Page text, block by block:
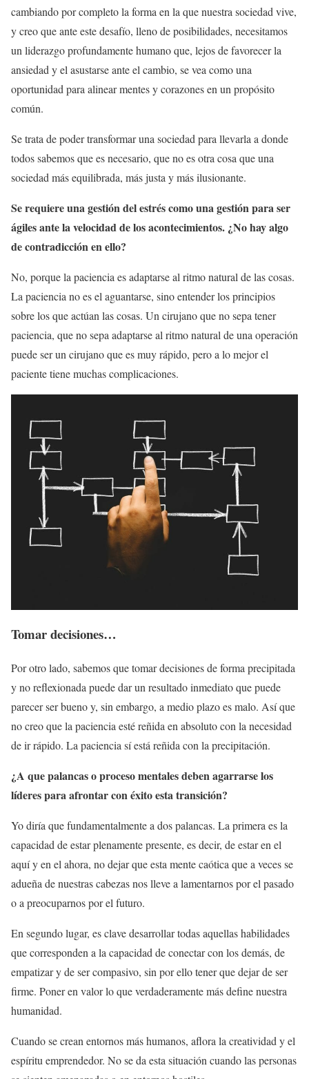
cambiando por completo la forma en la que nuestra sociedad vive,
y creo que ante este desafío, lleno de posibilidades, necesitamos
un liderazgo profundamente humano que, lejos de favorecer la
ansiedad y el asustarse ante el cambio, se vea como una
oportunidad para alinear mentes y corazones en un propósito
común.
Se trata de poder transformar una sociedad para llevarla a donde
todos sabemos que es necesario, que no es otra cosa que una
sociedad más equilibrada, más justa y más ilusionante.
Se requiere una gestión del estrés como una gestión para ser
ágiles ante la velocidad de los acontecimientos. ¿No hay algo
de contradicción en ello?
No, porque la paciencia es adaptarse al ritmo natural de las cosas.
La paciencia no es el aguantarse, sino entender los principios
sobre los que actúan las cosas. Un cirujano que no sepa tener
paciencia, que no sepa adaptarse al ritmo natural de una operación
puede ser un cirujano que es muy rápido, pero a lo mejor el
paciente tiene muchas complicaciones.
Tomar decisiones…
Por otro lado, sabemos que tomar decisiones de forma precipitada
y no reflexionada puede dar un resultado inmediato que puede
parecer ser bueno y, sin embargo, a medio plazo es malo. Así que
no creo que la paciencia esté reñida en absoluto con la necesidad
de ir rápido. La paciencia sí está reñida con la precipitación.
¿A que palancas o proceso mentales deben agarrarse los
líderes para afrontar con éxito esta transición?
Yo diría que fundamentalmente a dos palancas. La primera es la
capacidad de estar plenamente presente, es decir, de estar en el
aquí y en el ahora, no dejar que esta mente caótica que a veces se
adueña de nuestras cabezas nos lleve a lamentarnos por el pasado
o a preocuparnos por el futuro.
En segundo lugar, es clave desarrollar todas aquellas habilidades
que corresponden a la capacidad de conectar con los demás, de
empatizar y de ser compasivo, sin por ello tener que dejar de ser
firme. Poner en valor lo que verdaderamente más define nuestra
humanidad.
Cuando se crean entornos más humanos, aflora la creatividad y el
espíritu emprendedor. No se da esta situación cuando las personas